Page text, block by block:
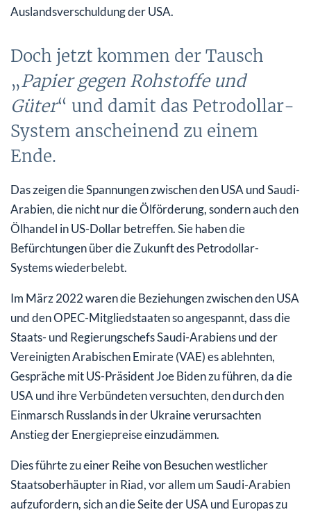
Auslandsverschuldung der USA.
Doch jetzt kommen der Tausch
„Papier gegen Rohstoffe und
Güter“ und damit das Petrodollar-
System anscheinend zu einem
Ende.
Das zeigen die Spannungen zwischen den USA und Saudi-
Arabien, die nicht nur die Ölförderung, sondern auch den
Ölhandel in US-Dollar betreffen. Sie haben die
Befürchtungen über die Zukunft des Petrodollar-
Systems wiederbelebt.
Im März 2022 waren die Beziehungen zwischen den USA
und den OPEC-Mitgliedstaaten so angespannt, dass die
Staats- und Regierungschefs Saudi-Arabiens und der
Vereinigten Arabischen Emirate (VAE) es ablehnten,
Gespräche mit US-Präsident Joe Biden zu führen, da die
USA und ihre Verbündeten versuchten, den durch den
Einmarsch Russlands in der Ukraine verursachten
Anstieg der Energiepreise einzudämmen.
Dies führte zu einer Reihe von Besuchen westlicher
Staatsoberhäupter in Riad, vor allem um Saudi-Arabien
aufzufordern, sich an die Seite der USA und Europas zu